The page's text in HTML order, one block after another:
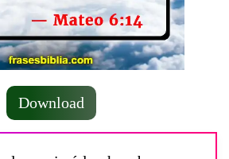
Download